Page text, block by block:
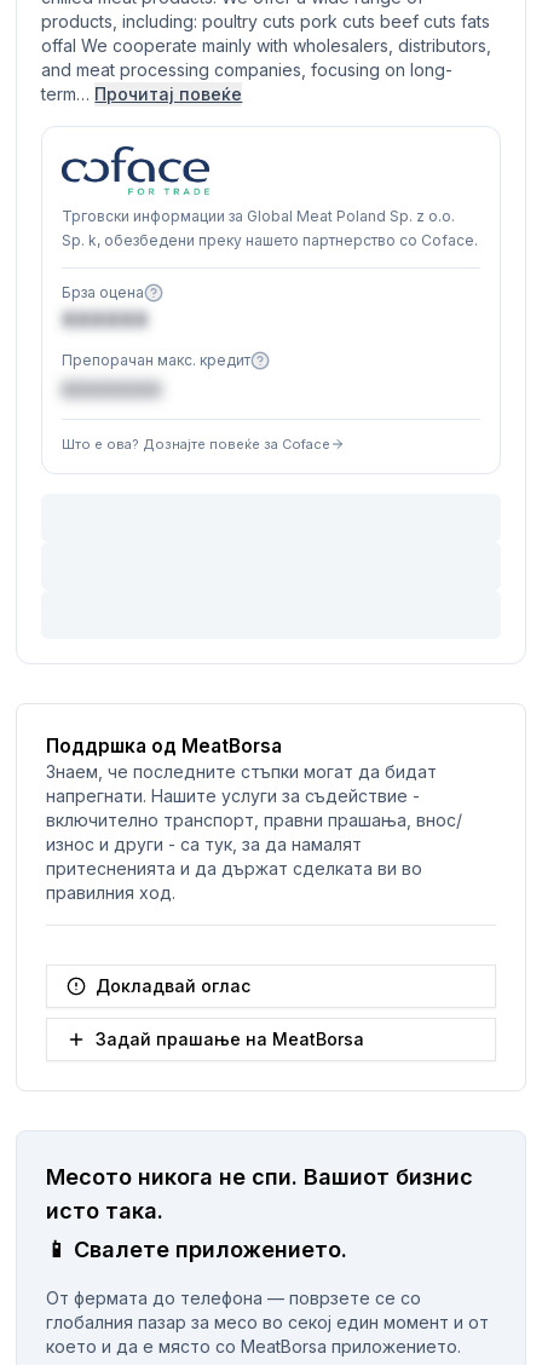
products, including: poultry cuts pork cuts beef cuts fats
offal We cooperate mainly with wholesalers, distributors,
and meat processing companies, focusing on long-
term… Прочитај повеќе
Трговски информации за Global Meat Poland Sp. z o.o.
Sp. k, обезбедени преку нашето партнерство со Coface.
Брза оцена
XXXXXX
Препорачан макс. кредит
€XXXXXX
Што е ова? Дознајте повеќе за Coface
Поддршка од MeatBorsa
Знаем, че последните стъпки могат да бидат
напрегнати. Нашите услуги за съдействие -
включително транспорт, правни прашања, внос/
износ и други - са тук, за да намалят
притесненията и да държат сделката ви во
правилния ход.
Докладвай оглас
Задай прашање на MeatBorsa
Месото никога не спи. Вашиот бизнис
исто така.
📱 Свалете приложението.
От фермата до телефона — поврзете се со
глобалния пазар за месо во секој един момент и от
което и да е място со MeatBorsa приложението.